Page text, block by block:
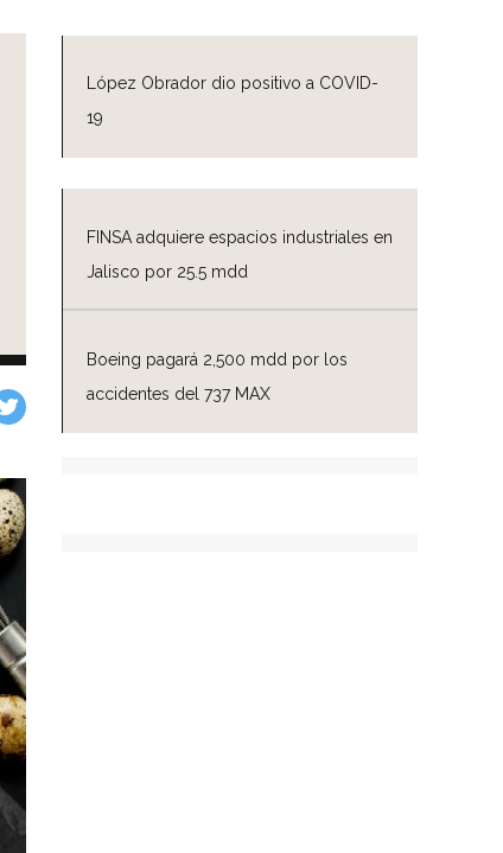
López Obrador dio positivo a COVID-
19
FINSA adquiere espacios industriales en
Jalisco por 25.5 mdd
Boeing pagará 2,500 mdd por los
accidentes del 737 MAX